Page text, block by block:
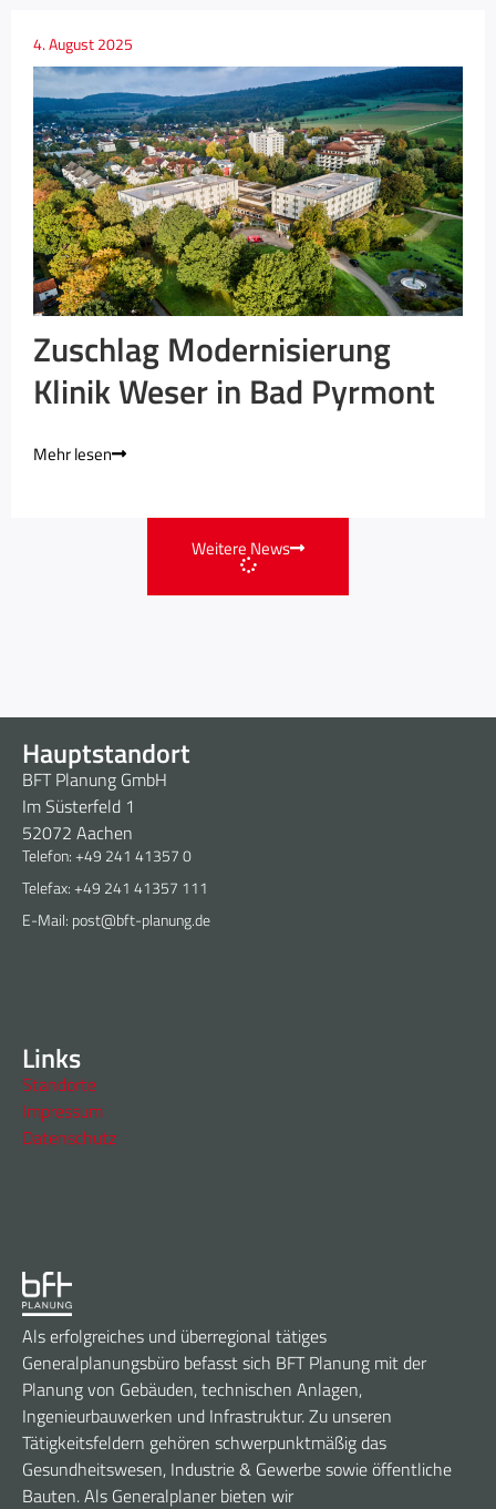
4. August 2025
Zuschlag Modernisierung
Klinik Weser in Bad Pyrmont
Mehr lesen
Weitere News
Als erfolgreiches und überregional tätiges
Generalplanungsbüro befasst sich BFT Planung mit der
Planung von Gebäuden, technischen Anlagen,
Ingenieurbauwerken und Infrastruktur. Zu unseren
Tätigkeitsfeldern gehören schwerpunktmäßig das
Gesundheitswesen, Industrie & Gewerbe sowie öffentliche
Bauten. Als Generalplaner bieten wir
Hauptstandort
BFT Planung GmbH
Im Süsterfeld 1
52072 Aachen
Telefon: +49 241 41357 0
Telefax: +49 241 41357 111
E-Mail: post@bft-planung.de
Links
Standorte
Impressum
Datenschutz